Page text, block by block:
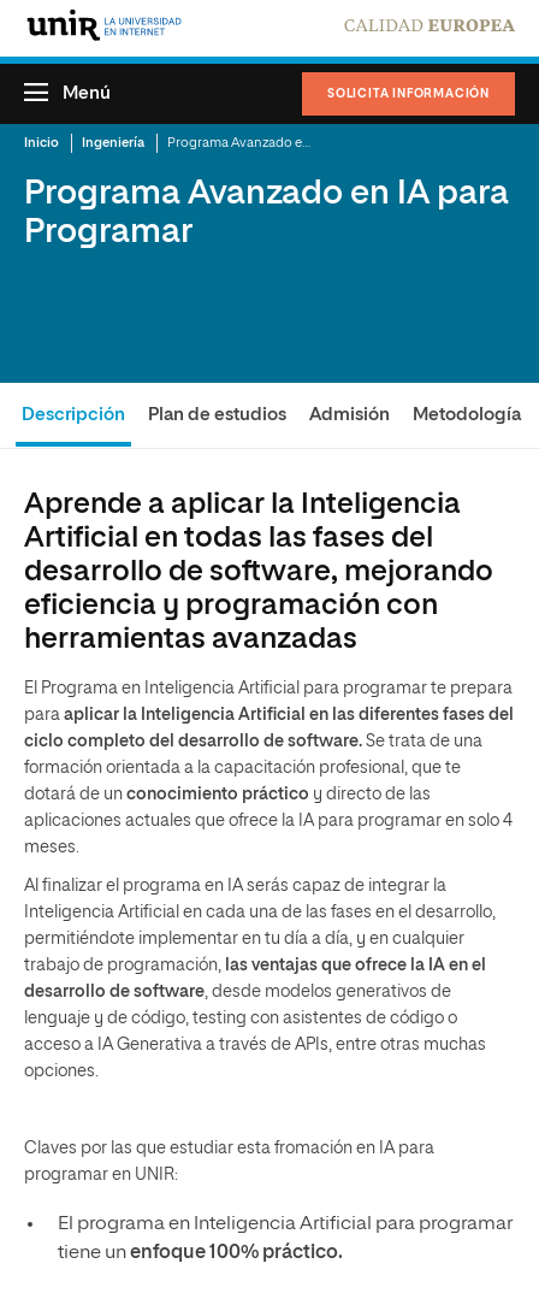
SOLICITA INFORMACIÓN
Menú
Inicio Ingeniería
Programa Avanzado en IA para
Programar
Descripción Plan de estudios Admisión Metodología
Aprende a aplicar la Inteligencia
Artificial en todas las fases del
desarrollo de software, mejorando
eficiencia y programación con
herramientas avanzadas
El Programa en Inteligencia Artificial para programar te prepara
para aplicar la Inteligencia Artificial en las diferentes fases del
ciclo completo del desarrollo de software. Se trata de una
formación orientada a la capacitación profesional, que te
dotará de un conocimiento práctico y directo de las
aplicaciones actuales que ofrece la IA para programar en solo 4
meses.
Al finalizar el programa en IA serás capaz de integrar la
Inteligencia Artificial en cada una de las fases en el desarrollo,
permitiéndote implementar en tu día a día, y en cualquier
trabajo de programación, las ventajas que ofrece la IA en el
desarrollo de software, desde modelos generativos de
lenguaje y de código, testing con asistentes de código o
acceso a IA Generativa a través de APIs, entre otras muchas
opciones.
Claves por las que estudiar esta fromación en IA para
programar en UNIR:
El programa en Inteligencia Artificial para programar
tiene unenfoque 100% práctico.